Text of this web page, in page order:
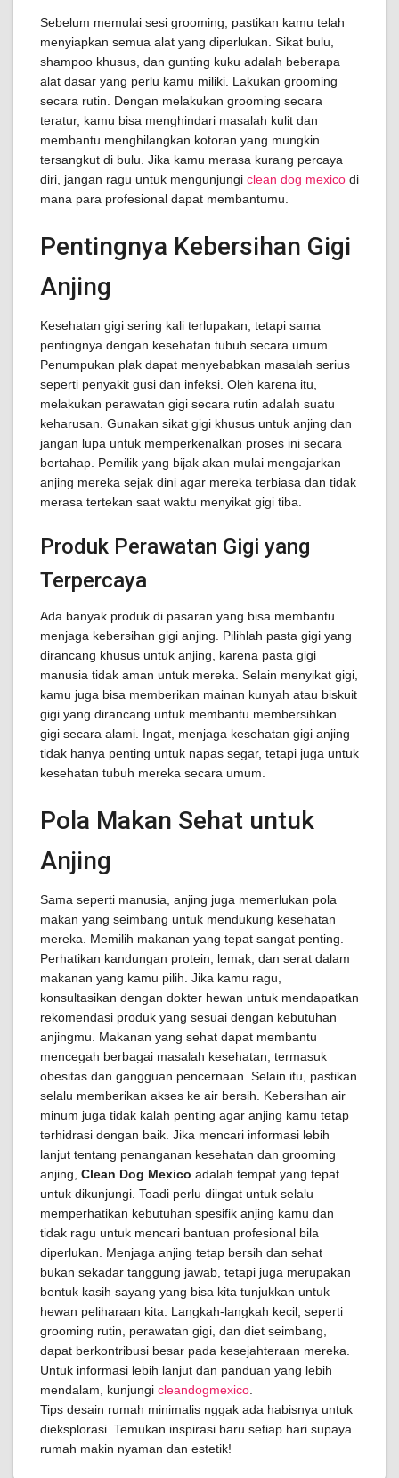
Sebelum memulai sesi grooming, pastikan kamu telah
menyiapkan semua alat yang diperlukan. Sikat bulu,
shampoo khusus, dan gunting kuku adalah beberapa
alat dasar yang perlu kamu miliki. Lakukan grooming
secara rutin. Dengan melakukan grooming secara
teratur, kamu bisa menghindari masalah kulit dan
membantu menghilangkan kotoran yang mungkin
tersangkut di bulu. Jika kamu merasa kurang percaya
diri, jangan ragu untuk mengunjungi clean dog mexico di
mana para profesional dapat membantumu.
Pentingnya Kebersihan Gigi
Anjing
Kesehatan gigi sering kali terlupakan, tetapi sama
pentingnya dengan kesehatan tubuh secara umum.
Penumpukan plak dapat menyebabkan masalah serius
seperti penyakit gusi dan infeksi. Oleh karena itu,
melakukan perawatan gigi secara rutin adalah suatu
keharusan. Gunakan sikat gigi khusus untuk anjing dan
jangan lupa untuk memperkenalkan proses ini secara
bertahap. Pemilik yang bijak akan mulai mengajarkan
anjing mereka sejak dini agar mereka terbiasa dan tidak
merasa tertekan saat waktu menyikat gigi tiba.
Produk Perawatan Gigi yang
Terpercaya
Ada banyak produk di pasaran yang bisa membantu
menjaga kebersihan gigi anjing. Pilihlah pasta gigi yang
dirancang khusus untuk anjing, karena pasta gigi
manusia tidak aman untuk mereka. Selain menyikat gigi,
kamu juga bisa memberikan mainan kunyah atau biskuit
gigi yang dirancang untuk membantu membersihkan
gigi secara alami. Ingat, menjaga kesehatan gigi anjing
tidak hanya penting untuk napas segar, tetapi juga untuk
kesehatan tubuh mereka secara umum.
Pola Makan Sehat untuk
Anjing
Sama seperti manusia, anjing juga memerlukan pola
makan yang seimbang untuk mendukung kesehatan
mereka. Memilih makanan yang tepat sangat penting.
Perhatikan kandungan protein, lemak, dan serat dalam
makanan yang kamu pilih. Jika kamu ragu,
konsultasikan dengan dokter hewan untuk mendapatkan
rekomendasi produk yang sesuai dengan kebutuhan
anjingmu. Makanan yang sehat dapat membantu
mencegah berbagai masalah kesehatan, termasuk
obesitas dan gangguan pencernaan. Selain itu, pastikan
selalu memberikan akses ke air bersih. Kebersihan air
minum juga tidak kalah penting agar anjing kamu tetap
terhidrasi dengan baik. Jika mencari informasi lebih
lanjut tentang penanganan kesehatan dan grooming
anjing, Clean Dog Mexico adalah tempat yang tepat
untuk dikunjungi. Toadi perlu diingat untuk selalu
memperhatikan kebutuhan spesifik anjing kamu dan
tidak ragu untuk mencari bantuan profesional bila
diperlukan. Menjaga anjing tetap bersih dan sehat
bukan sekadar tanggung jawab, tetapi juga merupakan
bentuk kasih sayang yang bisa kita tunjukkan untuk
hewan peliharaan kita. Langkah-langkah kecil, seperti
grooming rutin, perawatan gigi, dan diet seimbang,
dapat berkontribusi besar pada kesejahteraan mereka.
Untuk informasi lebih lanjut dan panduan yang lebih
mendalam, kunjungi cleandogmexico
Tips desain rumah minimalis nggak ada habisnya untuk
dieksplorasi. Temukan inspirasi baru setiap hari supaya
rumah makin nyaman dan estetik!